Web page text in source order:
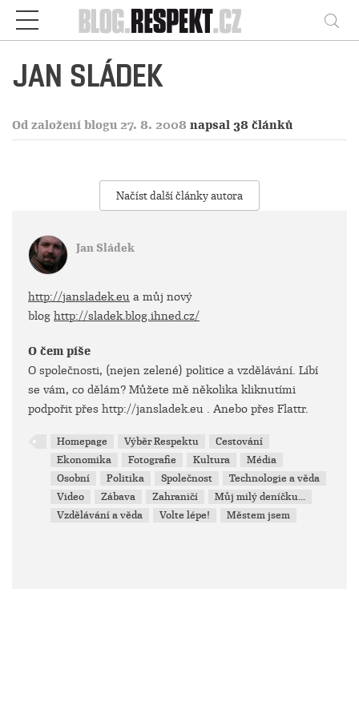
Respekt
JAN SLÁDEK
Od založení blogu 27. 8. 2008 napsal 38 článků
Načíst další články autora
Jan Sládek
http://jansladek.eu a můj nový
blog http://sladek.blog.ihned.cz/
O čem píše
O společnosti, (nejen zelené) politice a vzdělávání. Líbí
se vám, co dělám? Můžete mě několika kliknutími
podpořit přes http://jansladek.eu . Anebo přes Flattr.
Homepage Výběr Respektu
Cestování
Ekonomika
Fotografie Kultura
Média
Osobní
Politika Společnost
Technologie a věda
Video
Zábava Zahraničí
Můj milý deníčku...
Vzdělávání a věda
Volte lépe! Městem jsem